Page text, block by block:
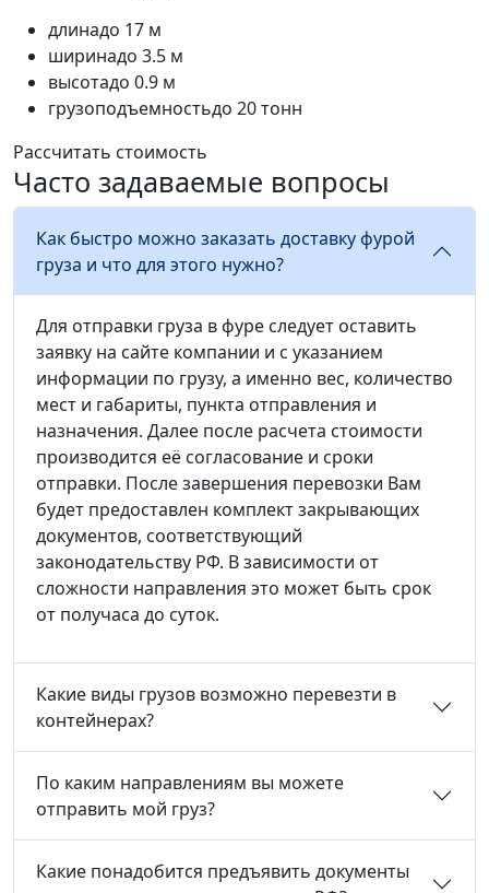
длинадо 17 м
ширинадо 3.5 м
высотадо 0.9 м
грузоподъемностьдо 20 тонн
Рассчитать стоимость
Часто задаваемые вопросы
Как быстро можно заказать доставку фурой
груза и что для этого нужно?
Для отправки груза в фуре следует оставить
заявку на сайте компании и с указанием
информации по грузу, а именно вес, количество
мест и габариты, пункта отправления и
назначения. Далее после расчета стоимости
производится её согласование и сроки
отправки. После завершения перевозки Вам
будет предоставлен комплект закрывающих
документов, соответствующий
законодательству РФ. В зависимости от
сложности направления это может быть срок
от получаса до суток.
Какие виды грузов возможно перевезти в
контейнерах?
По каким направлениям вы можете
отправить мой груз?
Какие понадобится предъявить документы